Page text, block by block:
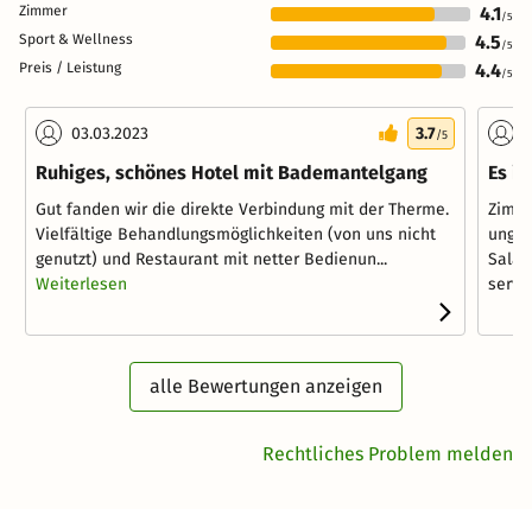
Zimmer 4.1/5
Sport & Wellness 4.5 /5
Preis / Leistung 4.4/5
03.03.2023 3.7/5
Ruhiges, schönes Hotel mit Bademantelgang
Gut fanden wir die direkte Verbindung mit der Therme.
Vielfältige Behandlungsmöglichkeiten (von uns nicht
genutzt) und Restaurant mit netter Bedienun...
Weiterlesen
Es
serv...
alle Bewertungen anzeigen
Rechtliches Problem melden